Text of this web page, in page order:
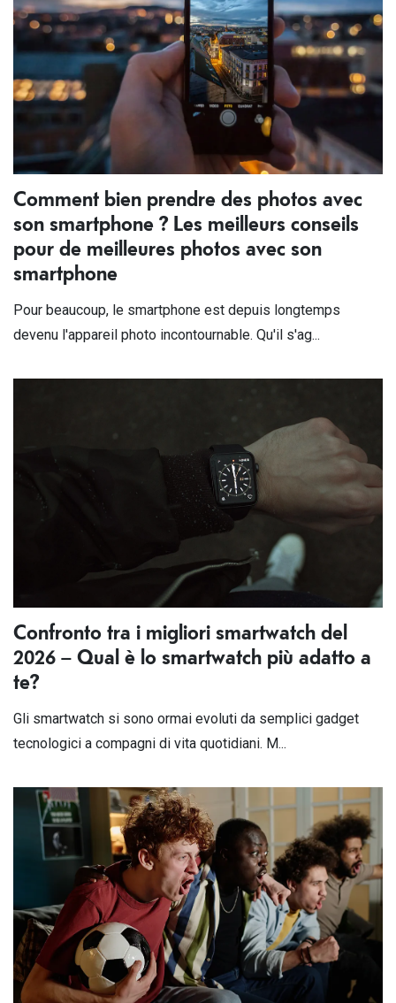
Comment bien prendre des photos avec
son smartphone ? Les meilleurs conseils
pour de meilleures photos avec son
smartphone
Pour beaucoup, le smartphone est depuis longtemps
devenu l'appareil photo incontournable. Qu'il s'ag...
Confronto tra i migliori smartwatch del
2026 – Qual è lo smartwatch più adatto a
te?
Gli smartwatch si sono ormai evoluti da semplici gadget
tecnologici a compagni di vita quotidiani. M...